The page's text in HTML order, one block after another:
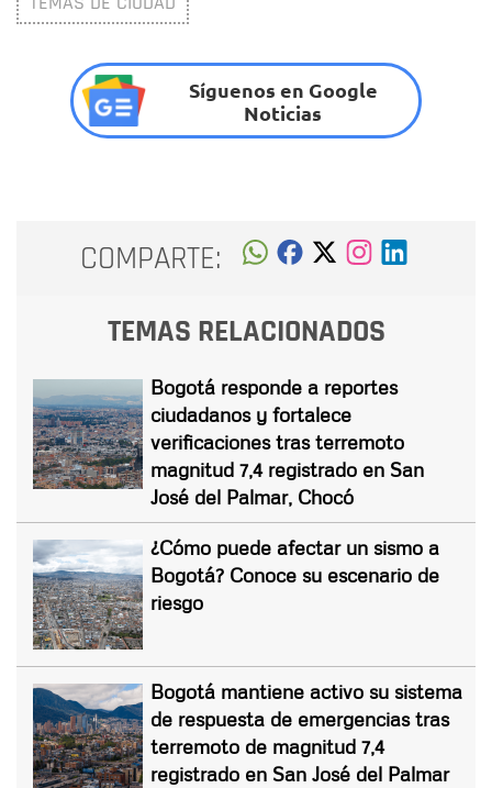
Síguenos en Google
Noticias
COMPARTE:
TEMAS RELACIONADOS
Bogotá responde a reportes
ciudadanos y fortalece
verificaciones tras terremoto
magnitud 7,4 registrado en San
José del Palmar, Chocó
¿Cómo puede afectar un sismo a
Bogotá? Conoce su escenario de
riesgo
Bogotá mantiene activo su sistema
de respuesta de emergencias tras
terremoto de magnitud 7,4
registrado en San José del Palmar